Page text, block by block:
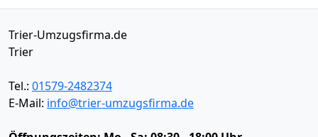
Trier-Umzugsfirma.de
Trier
Tel.: 01579-2482374
E-Mail: info@trier-umzugsfirma.de